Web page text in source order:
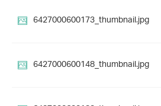
6427000600173_thumbnail.jpg
6427000600148_thumbnail.jpg